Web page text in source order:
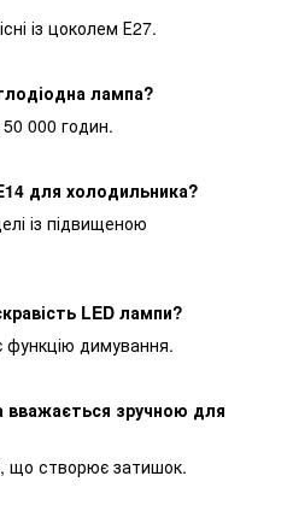
із цоколем Е27.
лампа?
000 годин.
для холодильника?
із підвищеною
LED лампи?
функцію димування.
вважається зручною для
що створює затишок.